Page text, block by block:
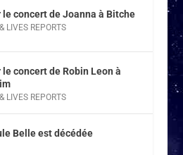
le concert de Joanna à Bitche
LIVES REPORTS
le concert de Robin Leon à
LIVES REPORTS
Belle est décédée